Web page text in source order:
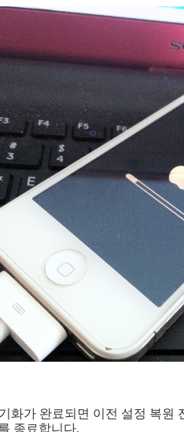
화가 완료되면 이전 설정 복원
종료합니다.